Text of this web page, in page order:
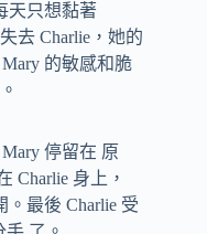
天只想黏著
去 Charlie，她的
的敏感和脆
停留在 原
Charlie 身上，
。最後 Charlie 受